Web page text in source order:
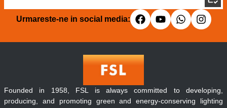
Urmareste-ne in social media:
Founded in 1958, FSL is always committed to developing,
producing, and promoting green and energy-conserving lighting